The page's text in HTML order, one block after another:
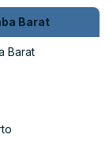
Barat
Barat